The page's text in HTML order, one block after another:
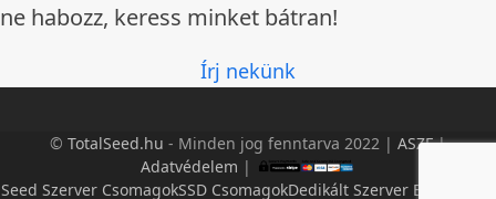
ne habozz, keress minket bátran!
Írj nekünk
© TotalSeed.hu - Minden jog fenntarva 2022 | ASZF|
Adatvédelem |
Seed Szerver CsomagokSSD CsomagokDedikált Szerver Bérlés